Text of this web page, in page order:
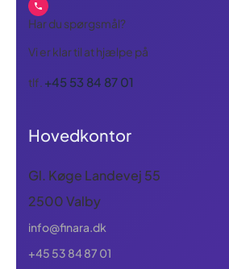
Har du spørgsmål?
Vi er klar til at hjælpe på
tlf. +45 53 84 87 01
Hovedkontor
Gl. Køge Landevej 55
2500 Valby
info@finara.dk
+45 53 84 87 01